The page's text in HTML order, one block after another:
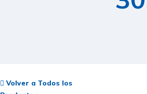
Volver a Todos los